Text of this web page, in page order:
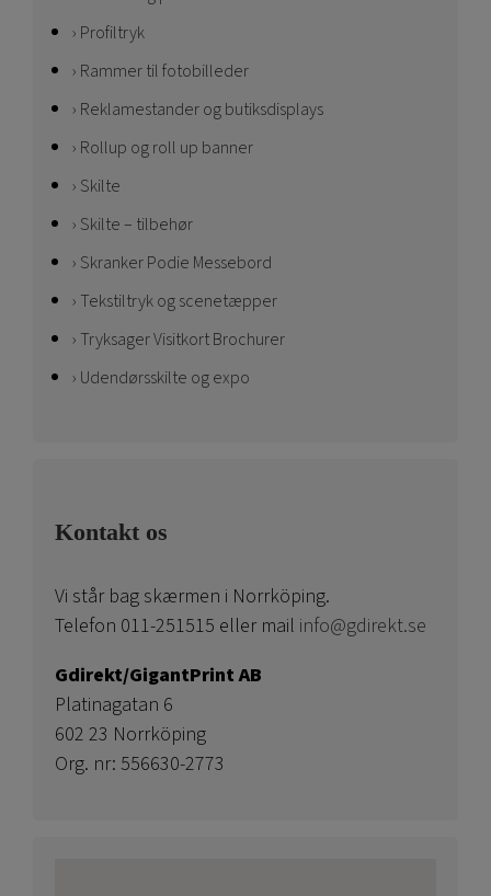
Profiltryk
Rammer til fotobilleder
Reklamestander og butiksdisplays
Rollup og roll up banner
Skilte
Skilte – tilbehør
Skranker Podie Messebord
Tekstiltryk og scenetæpper
Tryksager Visitkort Brochurer
Udendørsskilte og expo
Kontakt os
Vi står bag skærmen i Norrköping.
Telefon 011-251515 eller mail info@gdirekt.se
Gdirekt/GigantPrint AB
Platinagatan 6
602 23 Norrköping
Org. nr: 556630-2773